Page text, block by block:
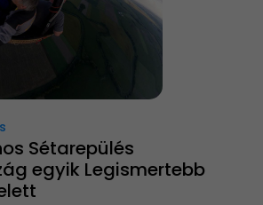
Sétarepülés
egyik Legismertebb